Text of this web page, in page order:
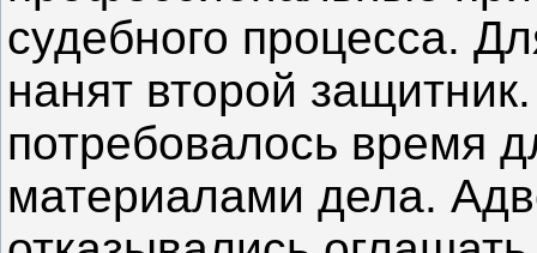
судебного процесса.
нанят второй
потребовалось время
материалами дела.